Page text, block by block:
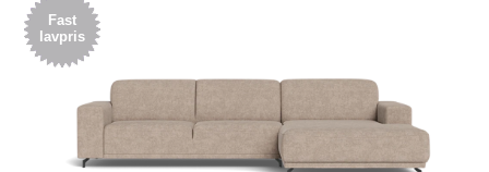
Fast
lavpris